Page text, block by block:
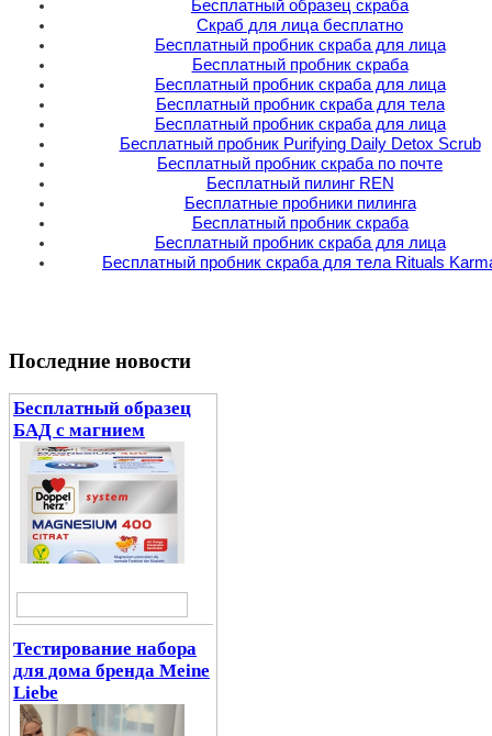
Бесплатный образец скраба
Скраб для лица бесплатно
Бесплатный пробник скраба для лица
Бесплатный пробник скраба
Бесплатный пробник скраба для лица
Бесплатный пробник скраба для тела
Бесплатный пробник скраба для лица
Бесплатный пробник Purifying Daily Detox Scrub
Бесплатный пробник скраба по почте
Бесплатный пилинг REN
Бесплатные пробники пилинга
Бесплатный пробник скраба
Бесплатный пробник скраба для лица
Бесплатный пробник скраба для тела Rituals
Последние новости
Бесплатный образец
БАД с магнием
Тестирование набора
для дома бренда Meine
Liebe